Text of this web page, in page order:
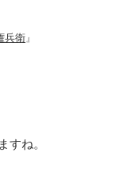
兵衛』
すね。